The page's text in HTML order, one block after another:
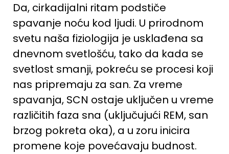
Da, cirkadijalni ritam podstiče
spavanje noću kod ljudi. U prirodnom
svetu naša fiziologija je usklađena sa
dnevnom svetlošću, tako da kada se
svetlost smanji, pokreću se procesi koji
nas pripremaju za san. Za vreme
spavanja, SCN ostaje uključen u vreme
različitih faza sna (uključujući REM, san
brzog pokreta oka), a u zoru inicira
promene koje povećavaju budnost.